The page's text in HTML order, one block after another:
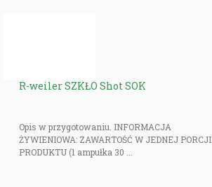
R-weiler SZKŁO Shot SOK
Opis w przygotowaniu. INFORMACJA
ŻYWIENIOWA: ZAWARTOŚĆ W JEDNEJ PORCJI
PRODUKTU (1 ampułka 30 ...